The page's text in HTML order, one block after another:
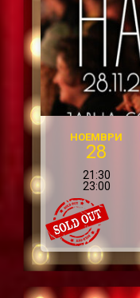
НОЕМВРИ
28
21:30
23:00